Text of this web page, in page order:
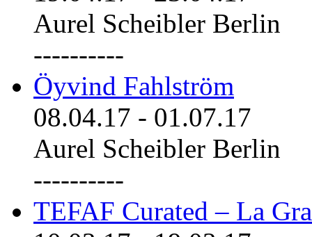
Aurel Scheibler Berlin
----------
Öyvind Fahlström
08.04.17 - 01.07.17
Aurel Scheibler Berlin
----------
TEFAF Curated – La